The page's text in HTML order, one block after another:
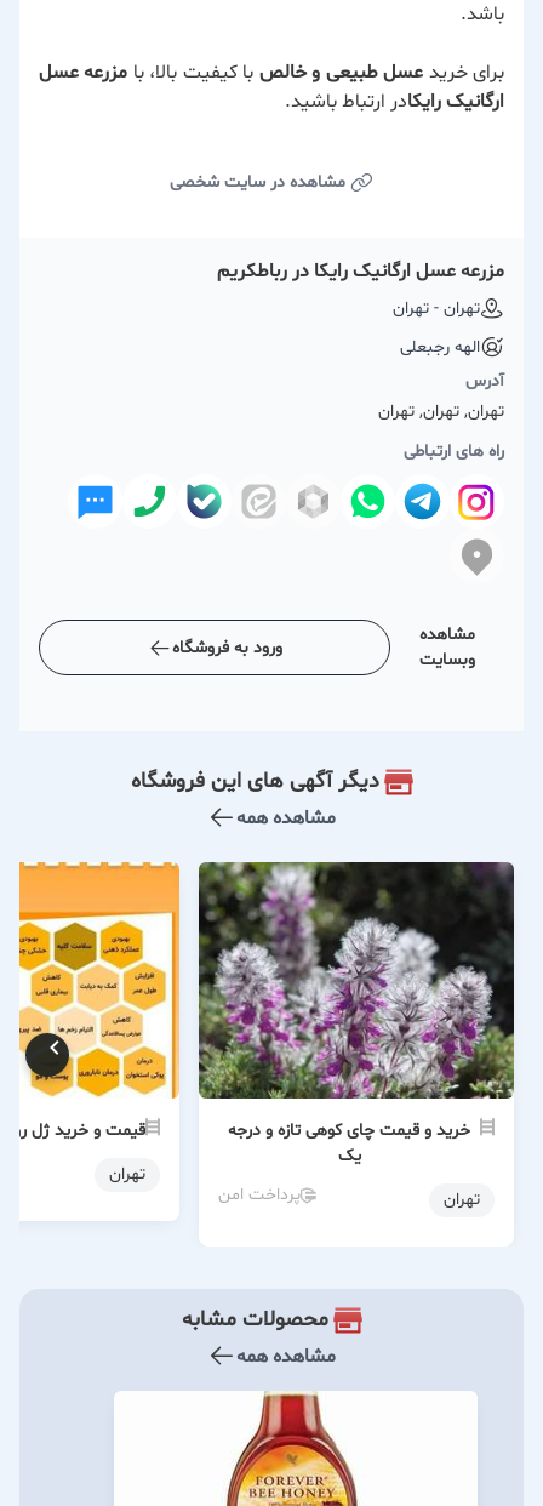
باشد.
برای خرید عسل طبیعی و خالص با کیفیت بالا، با مزرعه عسل
ارگانیک رایکادر ارتباط باشید.
مشاهده در سایت شخصی
مزرعه عسل ارگانیک رایکا در رباطكریم
تهران - تهران
الهه رجبعلی
آدرس
تهران, تهران, تهران
راه های ارتباطی
مشاهده
وبسایت
ورود به فروشگاه
دیگر آگهی های این فروشگاه
مشاهده همه
خرید و قیمت چای کوهی تازه و درجه
یک
تهران
پرداخت امن
قیمت و خرید ژل
تهران
محصولات مشابه
مشاهده همه